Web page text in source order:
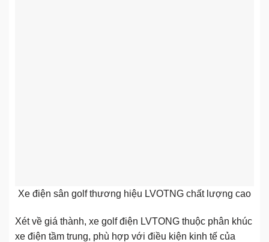
Xe điện sân golf thương hiệu LVOTNG chất lượng cao
Xét về giá thành, xe golf điện LVTONG thuộc phân khúc
xe điện tầm trung, phù hợp với điều kiện kinh tế của